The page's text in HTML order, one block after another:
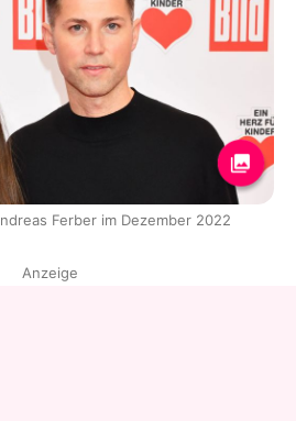
Ferber im Dezember 2022
Anzeige